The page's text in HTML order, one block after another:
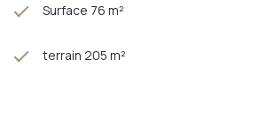
Surface 76 m²
terrain 205 m²